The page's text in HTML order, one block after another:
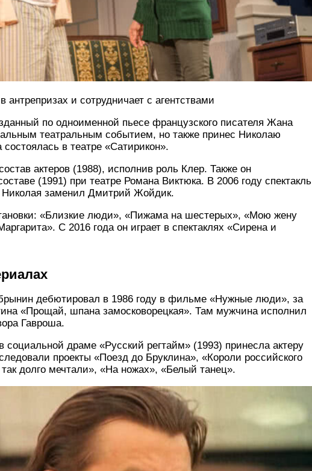
антрепризах и сотрудничает с агентствами
по одноименной пьесе французского писателя Жана
театральным событием, но также принес Николаю
в театре «Сатирикон».
актеров (1988), исполнив роль Клер. Также он
(1991) при театре Романа Виктюка. В 2006 году спектакль
Николая заменил Дмитрий Жойдик.
«Близкие люди», «Пижама на шестерых», «Мою жену
С 2016 года он играет в спектаклях «Сирена и
дебютировал в 1986 году в фильме «Нужные люди», за
«Прощай, шпана замосковорецкая». Там мужчина исполнил
Гавроша.
драме «Русский регтайм» (1993) принесла актеру
проекты «Поезд до Бруклина», «Короли российского
долго мечтали», «На ножах», «Белый танец».